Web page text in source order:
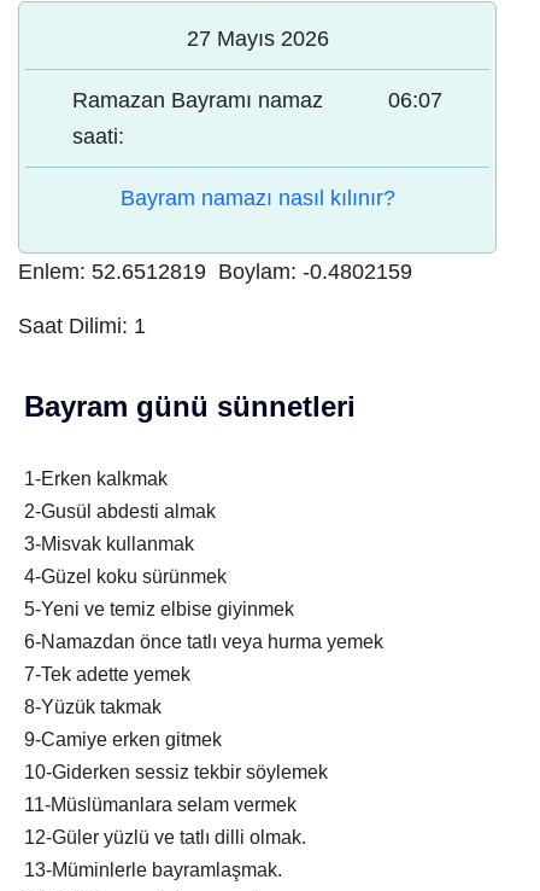
27 Mayıs 2026
Ramazan Bayramı namaz
saati:
06:07
Bayram namazı nasıl kılınır?
Enlem: 52.6512819 Boylam: -0.4802159
Saat Dilimi: 1
Bayram günü sünnetleri
1-Erken kalkmak
2-Gusül abdesti almak
3-Misvak kullanmak
4-Güzel koku sürünmek
5-Yeni ve temiz elbise giyinmek
6-Namazdan önce tatlı veya hurma yemek
7-Tek adette yemek
8-Yüzük takmak
9-Camiye erken gitmek
10-Giderken sessiz tekbir söylemek
11-Müslümanlara selam vermek
12-Güler yüzlü ve tatlı dilli olmak.
13-Müminlerle bayramlaşmak.